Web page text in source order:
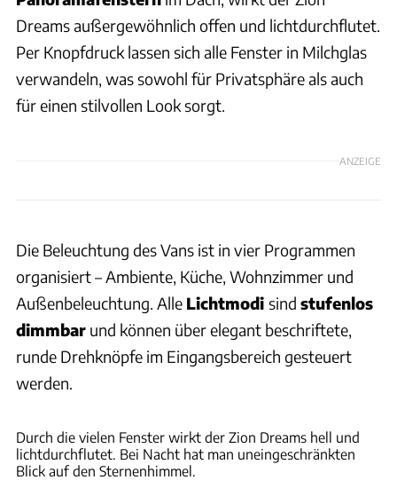
Dreams außergewöhnlich offen und lichtdurchflutet.
Per Knopfdruck lassen sich alle Fenster in Milchglas
verwandeln, was sowohl für Privatsphäre als auch
für einen stilvollen Look sorgt.
ANZEIGE
Die Beleuchtung des Vans ist in vier Programmen
organisiert – Ambiente, Küche, Wohnzimmer und
Außenbeleuchtung. Alle Lichtmodi sind stufenlos
dimmbar und können über elegant beschriftete,
runde Drehknöpfe im Eingangsbereich gesteuert
werden.
Durch die vielen Fenster wirkt der Zion Dreams hell und
lichtdurchflutet. Bei Nacht hat man uneingeschränkten
Blick auf den Sternenhimmel.